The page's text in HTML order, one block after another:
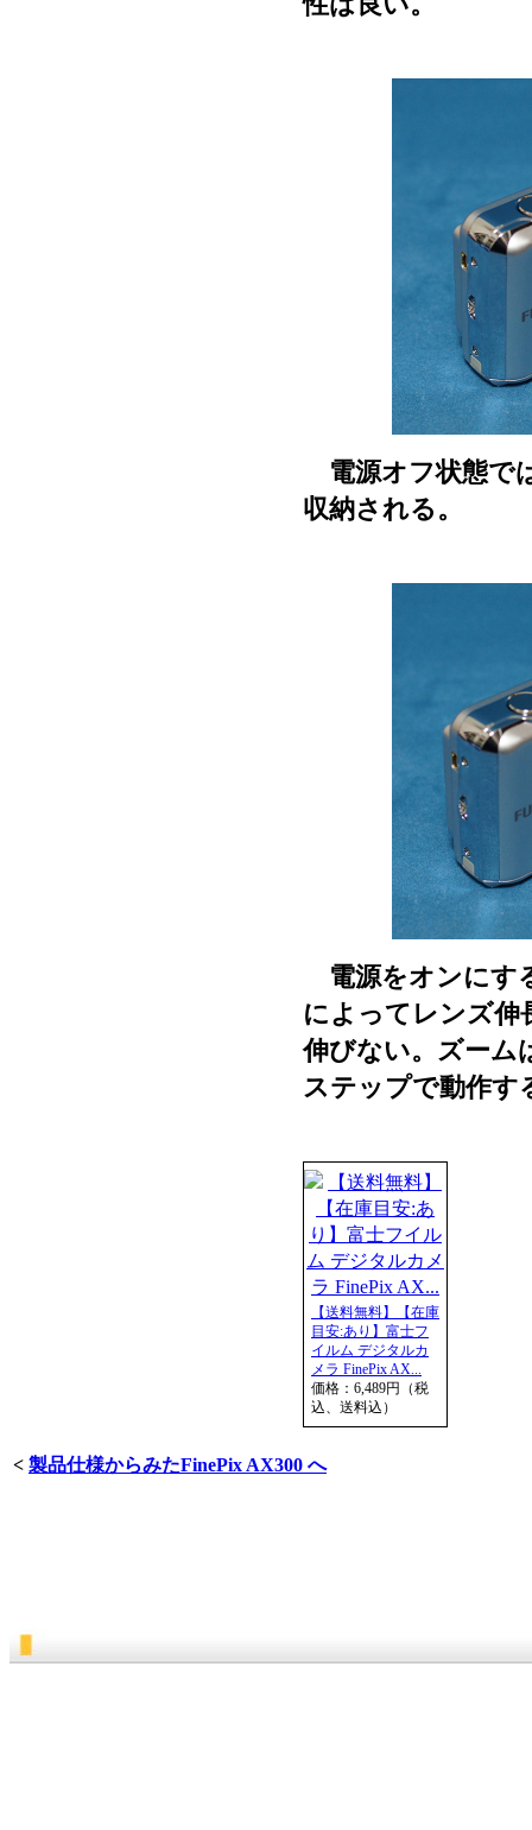
電源オフ状態で
収納される。
電源をオンにす
によってレンズ伸
伸びない。ズーム
ステップで動作す
【送料無料】【在庫
目安:あり】富士フ
イルム デジタルカ
メラ FinePix AX...
価格：6,489円（税
込、送料込）
< 製品仕様からみたFinePix AX300 へ